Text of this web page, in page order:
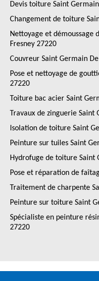
Devis toiture Saint
Changement de toiture
Nettoyage et démoussage
Fresney 27220
Couvreur Saint Germain
Pose et nettoyage de
27220
Toiture bac acier Saint
Travaux de zinguerie Saint
Isolation de toiture Saint
Peinture sur tuiles Saint
Hydrofuge de toiture Saint
Pose et réparation de
Traitement de charpente
Peinture sur toiture Saint
Spécialiste en peinture
27220